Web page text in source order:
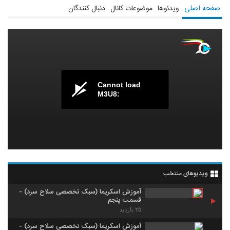
صفحه اصلی ویدئوها موضوعات کانال دنبال کنندگان
Cannot load
M3U8:
ویدیوهای منتخب
آموزش اسکریما (سبک تخصصی سلاح سرد) -
قسمت پنجم
۲۵ بازدید
آموزش اسکریما (سبک تخصصی سلاح سرد) -